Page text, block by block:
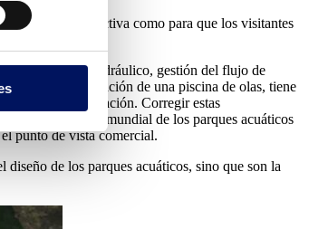
atractiva como para que los visitantes
diseño hidráulico, gestión del flujo de
ejemplo, la ubicación de una piscina de olas, tiene
de restauración. Corregir estas
, el sector mundial de los parques acuáticos
punto de vista comercial.
diseño de los parques acuáticos, sino que son la